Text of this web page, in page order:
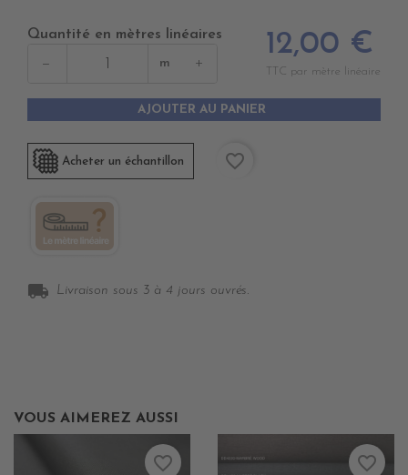
Quantité en mètres linéaires
− m +
12,00 €
TTC par mètre linéaire
AJOUTER AU PANIER
Acheter un échantillon favorite_border
local_shipping Livraison sous 3 à 4 jours ouvrés.
VOUS AIMEREZ AUSSI
favorite_border favorite_border